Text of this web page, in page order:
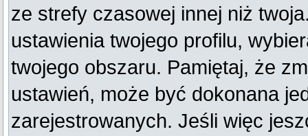
ze strefy czasowej innej niż
ustawienia twojego profilu,
twojego obszaru. Pamiętaj, że
ustawień, może być dokonana
zarejestrowanych. Jeśli więc